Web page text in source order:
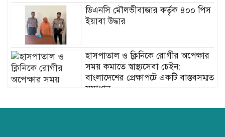
ডিএনসি মৌলভীবাজার কর্তৃক ৪০০ পিস
ইয়াবা উদ্ধার
হাসপাতাল ও ক্লিনিকে রোগীর অপেক্ষার
সময় কমাতে স্বাস্থ্যসেবা চেইন:
বাংলাদেশের প্রেক্ষাপটে একটি বাস্তবসম্মত
সমাধান